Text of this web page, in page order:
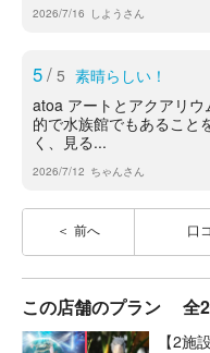
2026/7/16 しようさん
5/ 5 素晴らしい！
atoa アートとアクアリ
的で水族館でもあること
く、見る...
2026/7/12 ちゃんさん
前へ 口
この店舗のプラン 全
【2施